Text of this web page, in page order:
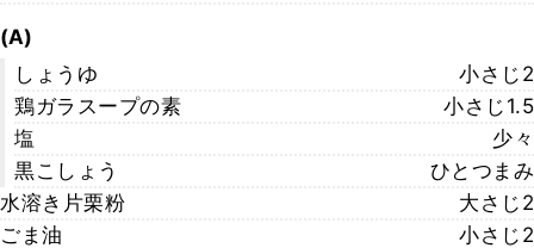
(A)
しょうゆ
小さじ2
鶏ガラスープの素
小さじ1.5
塩
少々
黒こしょう
ひとつまみ
水溶き片栗粉
大さじ2
ごま油
小さじ2